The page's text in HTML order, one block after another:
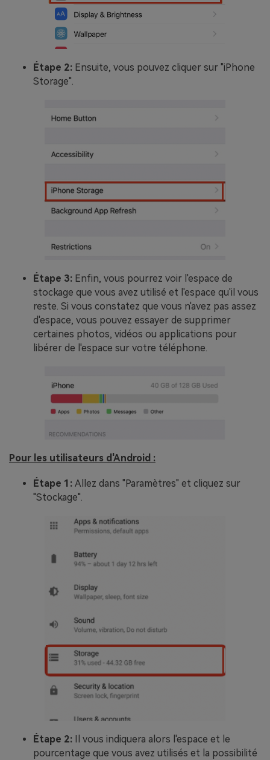
Étape 2: Ensuite, vous pouvez cliquer sur "iPhone
Storage".
Étape 3: Enfin, vous pourrez voir l'espace de
stockage que vous avez utilisé et l'espace qu'il vous
reste. Si vous constatez que vous n'avez pas assez
d'espace, vous pouvez essayer de supprimer
certaines photos, vidéos ou applications pour
libérer de l'espace sur votre téléphone.
Pour les utilisateurs d'Android :
Étape 1: Allez dans "Paramètres" et cliquez sur
"Stockage".
Étape 2:
Il vous indiquera alors l'espace et le
pourcentage que vous avez utilisés et la possibilité